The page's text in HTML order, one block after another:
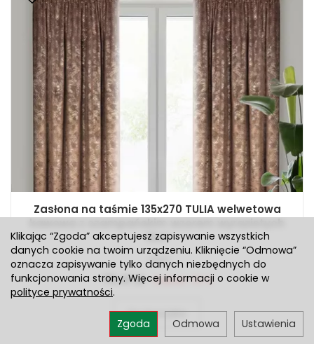
Zasłona na taśmie 135x270 TULIA welwetowa
liści
Jest
76,41 zł Rabat: 15 %
Do koszyka
Klikając “Zgoda” akceptujesz zapisywanie wszystkich
danych cookie na twoim urządzeniu. Kliknięcie “Odmowa”
oznacza zapisywanie tylko danych niezbędnych do
funkcjonowania strony. Więcej informacji o cookie w
polityce prywatności.
Ustawienia
Odmowa
Zgoda